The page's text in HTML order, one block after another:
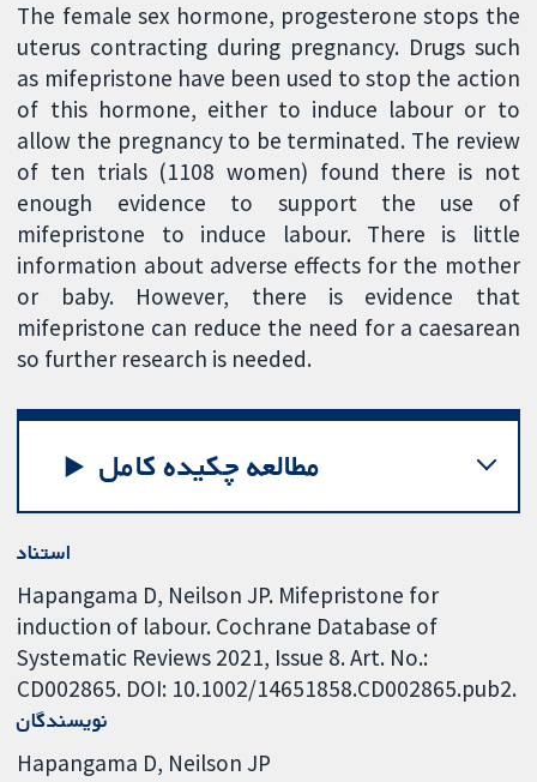
The female sex hormone, progesterone stops the
uterus contracting during pregnancy. Drugs such
as mifepristone have been used to stop the action
of this hormone, either to induce labour or to
allow the pregnancy to be terminated. The review
of ten trials (1108 women) found there is not
enough evidence to support the use of
mifepristone to induce labour. There is little
information about adverse effects for the mother
or baby. However, there is evidence that
mifepristone can reduce the need for a caesarean
so further research is needed.
مطالعه چکیده کامل
استناد
Hapangama D, Neilson JP. Mifepristone for
induction of labour. Cochrane Database of
Systematic Reviews 2021, Issue 8. Art. No.:
CD002865. DOI: 10.1002/14651858.CD002865.pub2.
نویسندگان
Hapangama D Neilson JP